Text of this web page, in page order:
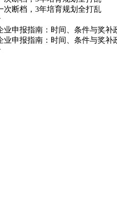
次断档，3年培育规划全打乱
业申报指南：时间、条件与奖补
业申报指南：时间、条件与奖补